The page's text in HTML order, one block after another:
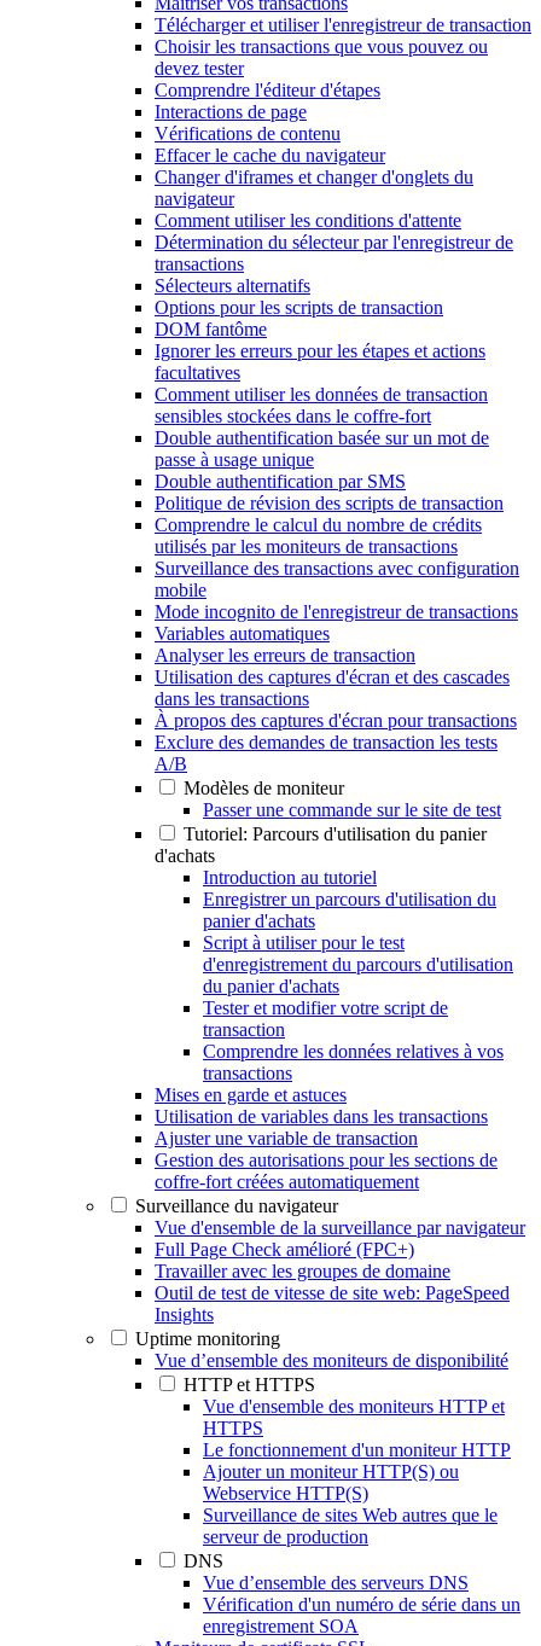
Télécharger et utiliser l'enregistreur de transaction
Choisir les transactions que vous pouvez ou
devez tester
Comprendre l'éditeur d'étapes
Interactions de page
Vérifications de contenu
Effacer le cache du navigateur
Changer d'iframes et changer d'onglets du
navigateur
Comment utiliser les conditions d'attente
Détermination du sélecteur par l'enregistreur de
transactions
Sélecteurs alternatifs
Options pour les scripts de transaction
DOM fantôme
Ignorer les erreurs pour les étapes et actions
facultatives
Comment utiliser les données de transaction
sensibles stockées dans le coffre-fort
Double authentification basée sur un mot de
passe à usage unique
Double authentification par SMS
Politique de révision des scripts de transaction
Comprendre le calcul du nombre de crédits
utilisés par les moniteurs de transactions
Surveillance des transactions avec configuration
mobile
Mode incognito de l'enregistreur de transactions
Variables automatiques
Analyser les erreurs de transaction
Utilisation des captures d'écran et des cascades
dans les transactions
À propos des captures d'écran pour transactions
Exclure des demandes de transaction les tests
A/B
Modèles de moniteur
Passer une commande sur le site de test
Tutoriel: Parcours d'utilisation du panier
d'achats
Introduction au tutoriel
Enregistrer un parcours d'utilisation du
panier d'achats
Script à utiliser pour le test
d'enregistrement du parcours d'utilisation
du panier d'achats
Tester et modifier votre script de
transaction
Comprendre les données relatives à vos
transactions
Mises en garde et astuces
Utilisation de variables dans les transactions
Ajuster une variable de transaction
Gestion des autorisations pour les sections de
coffre-fort créées automatiquement
Surveillance du navigateur
Vue d'ensemble de la surveillance par navigateur
Full Page Check amélioré (FPC+)
Travailler avec les groupes de domaine
Outil de test de vitesse de site web: PageSpeed
Insights
Uptime monitoring
Vue d’ensemble des moniteurs de disponibilité
HTTP et HTTPS
Vue d'ensemble des moniteurs HTTP et
HTTPS
Le fonctionnement d'un moniteur HTTP
Ajouter un moniteur HTTP(S) ou
Webservice HTTP(S)
Surveillance de sites Web autres que le
serveur de production
DNS
Vue d’ensemble des serveurs DNS
Vérification d'un numéro de série dans un
enregistrement SOA